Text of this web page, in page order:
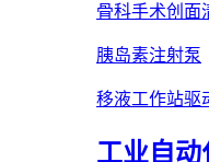
骨科手术创面
胰岛素注射泵
移液工作站驱
工业自动